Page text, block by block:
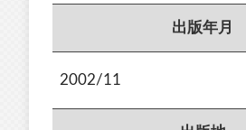
出版年月
2002/11